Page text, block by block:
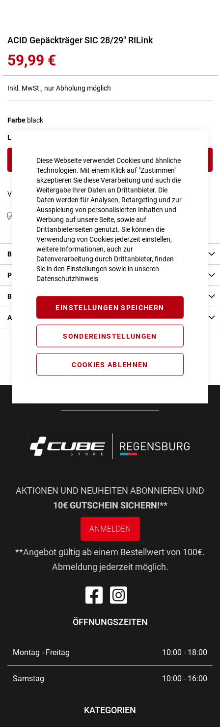
Diese Webseite verwendet Cookies und ähnliche
Technologien. Mit einem Klick auf "Zustimmen"
akzeptieren Sie diese Verarbeitung und auch die
Weitergabe Ihrer Daten an Drittanbieter. Die
Daten werden für Analysen, Retargeting und zur
Ausspielung von personalisierten Inhalten und
Werbung auf unsere Seite, sowie auf
Drittanbieterseiten genutzt. Sie können die
Verwendung von Cookies jederzeit einstellen,
weitere Informationen, auch zur
Datenverarbeitung durch Drittanbieter, finden
Sie in den Einstellungen sowie in unseren
Datenschutzhinweis
EINSTELLUNGEN SPEICHERN
SONDEREINSTELLUNGEN
COOKIES ABLEHNEN
Zum
der
Bildgalerie
springen
ACID Gepäckträger SIC 28/29" RILink
59,99 €
Inkl. MwSt., nur Abholung möglich
Farbe black
LIEFERZEIT
IN DEN WARENKORB
Vergleichsliste: hinzufügen |ansehen
Produktanfrage stellen
Beschreibung
Produkt Details
Bewertungen
Angaben zur Produktsicherheit
AKTIONEN UND NEUHEITEN ABONNIEREN UND
10€ GUTSCHEIN SICHERN!**
ANMELDEN
**Angebot gültig ab einem Bestellwert von 100€.
Abmeldung jederzeit möglich.
ÖFFNUNGSZEITEN
Montag - Freitag 10:00 - 18:00
Samstag 10:00 - 16:00
KATEGORIEN